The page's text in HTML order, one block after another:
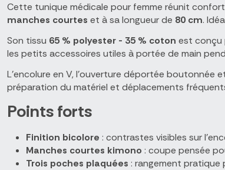
Cette tunique médicale pour femme réunit
manches courtes et à sa longueur de 80 cm.
Son tissu 65 % polyester - 35 % coton est conçu
les petits accessoires utiles à portée de main
L'encolure en V, l'ouverture déportée boutonnée
préparation du matériel et déplacements
Points forts
Finition bicolore : contrastes visibles sur
Manches courtes kimono : coupe pensée
Trois poches plaquées : rangement